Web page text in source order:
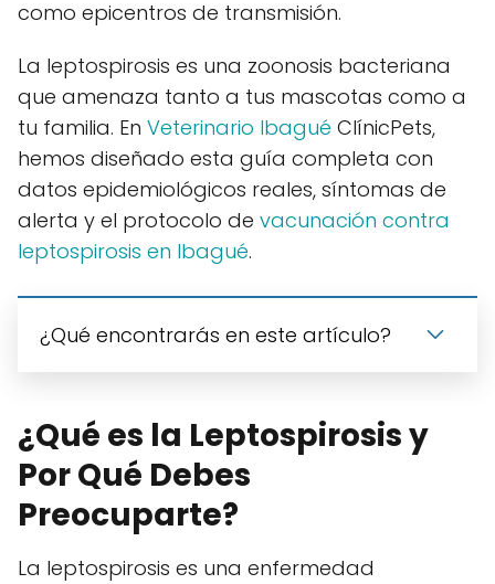
como epicentros de transmisión.
La leptospirosis es una zoonosis bacteriana
que amenaza tanto a tus mascotas como a
tu familia. En Veterinario Ibagué ClínicPets,
hemos diseñado esta guía completa con
datos epidemiológicos reales, síntomas de
alerta y el protocolo de vacunación contra
leptospirosis en Ibagué.
¿Qué encontrarás en este artículo?
¿Qué es la Leptospirosis y
Por Qué Debes
Preocuparte?
La leptospirosis es una enfermedad